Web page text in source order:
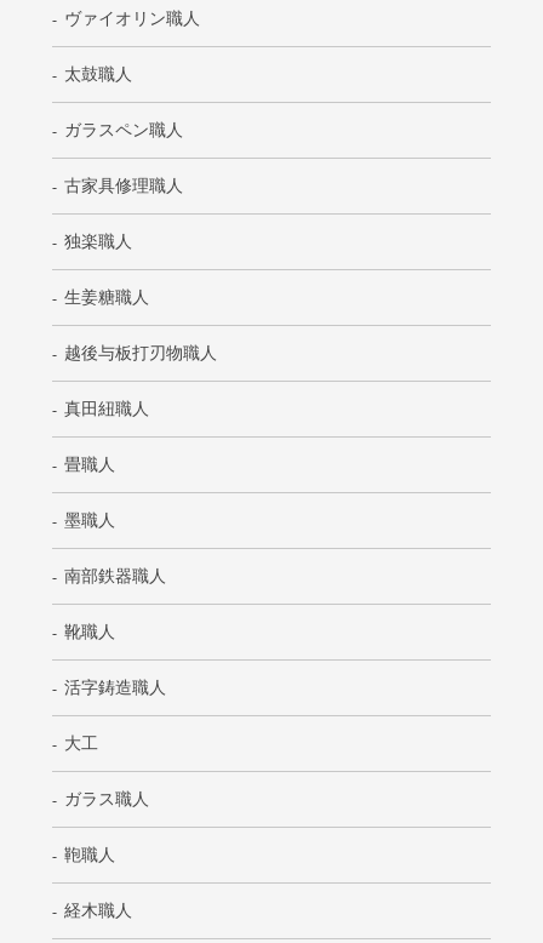
ヴァイオリン職人
太鼓職人
ガラスペン職人
古家具修理職人
独楽職人
生姜糖職人
越後与板打刃物職人
真田紐職人
畳職人
墨職人
南部鉄器職人
靴職人
活字鋳造職人
大工
ガラス職人
鞄職人
経木職人